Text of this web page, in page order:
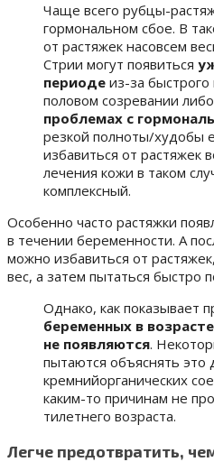
Чаще всего рубцы-
гормональном сбое. В
от растяжек насовсем
Стрии могут появиться
периоде из-за быстрого
половом созревании
проблемах с
резкой полноты/худобы
избавиться от растяжек
лечения кожи в таком
комплексный.
Особенно часто растяжки
в течении беременности. А
можно избавиться от
вес, а затем пытаться быстро
Однако, как показывает
беременных в
не появляются.
пытаются объяснять это
кремнийорганических
каким-то причинам не
тилетнего возраста.
Легче предотвратить,